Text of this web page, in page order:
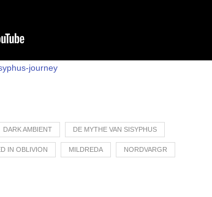
journey
DARK AMBIENT DE MYTHE VAN SISYPHUS
IN OBLIVION MILDREDA NORDVARGR